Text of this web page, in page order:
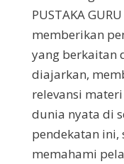
PUSTAKA
memberikan
yang berkaitan
diajarkan,
relevansi
dunia nyata di
pendekatan ini,
memahami